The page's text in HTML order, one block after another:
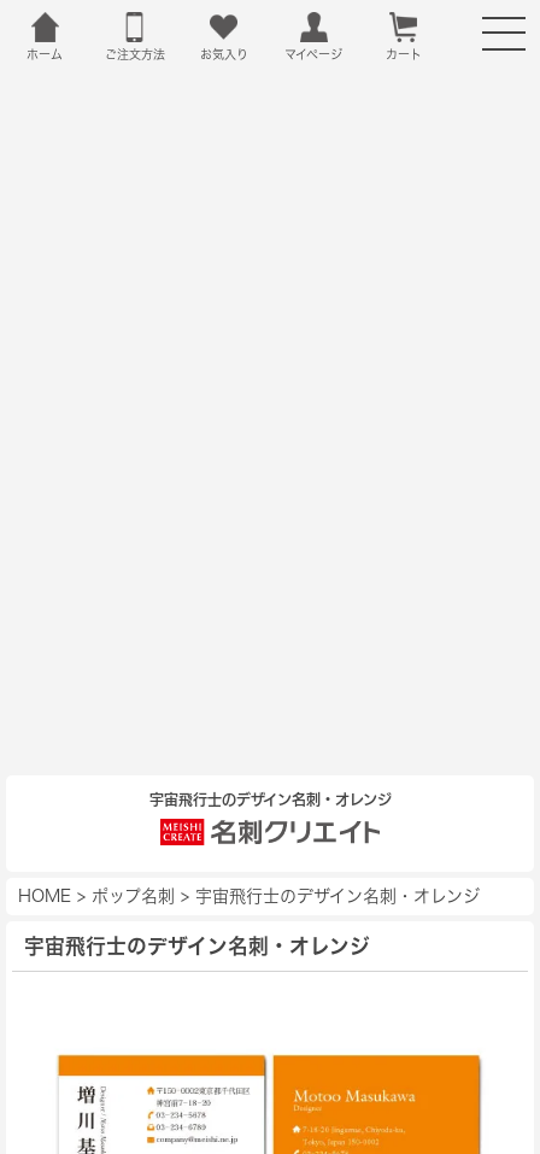
ホーム ご注文方法 お気入り マイページ カート
宇宙飛行士のデザイン名刺・オレンジ
HOME > ポップ名刺 > 宇宙飛行士のデザイン名刺・オレンジ
宇宙飛行士のデザイン名刺・オレンジ